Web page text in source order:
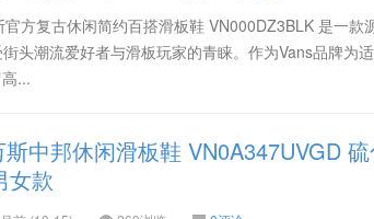
方复古休闲简约百搭滑板鞋 VN000DZ3BLK 是一款
头潮流爱好者与滑板玩家的青睐。作为Vans品牌为
...
中邦休闲滑板鞋 VN0A347UVGD
女款